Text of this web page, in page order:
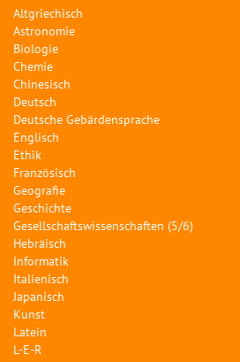
Altgriechisch
Astronomie
Biologie
Chemie
Chinesisch
Deutsch
Deutsche Gebärdensprache
Englisch
Ethik
Französisch
Geografie
Geschichte
Gesellschaftswissenschaften (5/6)
Hebräisch
Informatik
Italienisch
Japanisch
Kunst
Latein
L-E-R